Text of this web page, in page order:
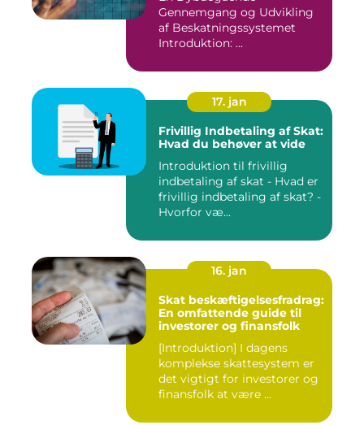
Gennemgang og Udvikling
af Beskatningssystemet
Introduktion: ...
17. jan
Frivillig Indbetaling af Skat:
Hvad du behøver at vide
Introduktion til frivillig
indbetaling af skat - Hvad er
frivillig indbetaling af skat? -
Hvorfor væ...
16. jan
Skat beskæftigelsesfradrag:
En omfattende guide til
investorer og finansfolk
[Introduktion] I dagens
komplekse skattesystem er
det vigtigt for investorer og
finansfolk at være ...